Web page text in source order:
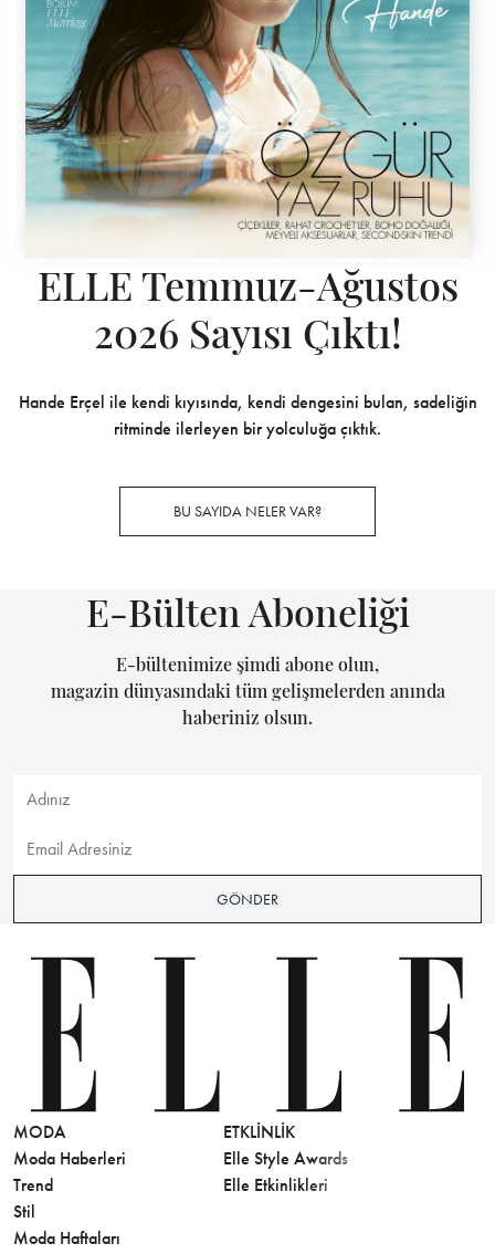
ELLE Temmuz-Ağustos
2026 Sayısı Çıktı!
Hande Erçel ile kendi kıyısında, kendi dengesini bulan, sadeliğin
ritminde ilerleyen bir yolculuğa çıktık.
BU SAYIDA NELER VAR?
E-Bülten Aboneliği
E-bültenimize şimdi abone olun,
magazin dünyasındaki tüm gelişmelerden anında
haberiniz olsun.
GÖNDER
MODA
Moda Haberleri
Trend
Stil
Moda Haftaları
ETKLINLIK
Elle Style Awards
Elle Etkinlikleri